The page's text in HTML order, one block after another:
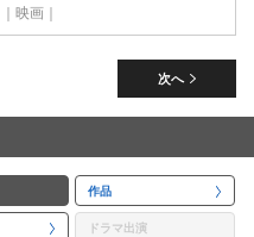
｜映画｜
次へ
作品
ドラマ出演